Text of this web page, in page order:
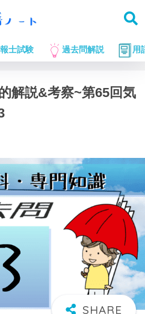
士試験 過去問解説 用
立つお話 過去問解説
解説&考察~第65回気